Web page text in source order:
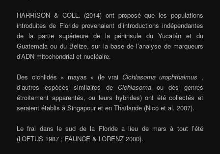
HARRISON & COLL. (2014) ont proposé que les populations
introduites de Floride provenaient d’introductions indépendantes
de la partie supérieure de la péninsule du Yucatán et du
Guatemala ou du Belize, sur la base de l’analyse de marqueurs
d’ADN mitochondrial et nucléaire.
Des cichlidés « mayas » (le vrai Cichlasoma urophthalmus ,
d’autres espèces similaires deCichlasoma ou des genres
étroitement apparentés, ou leurs hybrides) ont été collectés et
seraient établis à Singapour et en Thaïlande (Nico et al. 2007).
Le frai dans le sud de la Floride a lieu de mars à tout l’été
(LOFTUS 1987 ; FAUNCE & LORENZ 2000).